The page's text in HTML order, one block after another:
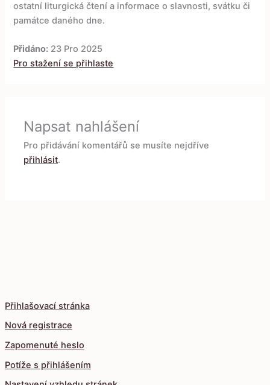
Přihlašovací stránka
Nová registrace
Zapomenuté heslo
Potíže s přihlášením
ostatní liturgická čtení a informace o slavnosti, svátku či
památce daného dne.
Přidáno: 23 Pro 2025
Pro stažení se přihlaste
Napsat nahlášení
Pro přidávání komentářů se musíte nejdříve
přihlásit.